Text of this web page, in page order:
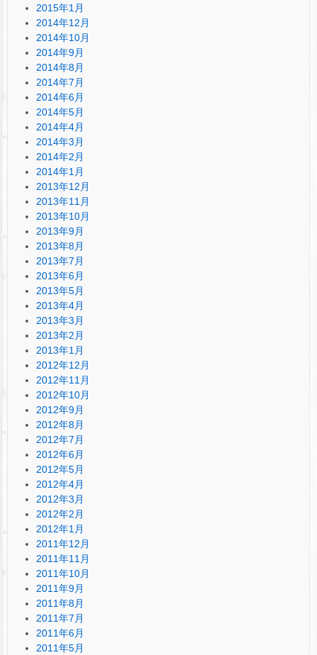
2015年1月
2014年12月
2014年10月
2014年9月
2014年8月
2014年7月
2014年6月
2014年5月
2014年4月
2014年3月
2014年2月
2014年1月
2013年12月
2013年11月
2013年10月
2013年9月
2013年8月
2013年7月
2013年6月
2013年5月
2013年4月
2013年3月
2013年2月
2013年1月
2012年12月
2012年11月
2012年10月
2012年9月
2012年8月
2012年7月
2012年6月
2012年5月
2012年4月
2012年3月
2012年2月
2012年1月
2011年12月
2011年11月
2011年10月
2011年9月
2011年8月
2011年7月
2011年6月
2011年5月